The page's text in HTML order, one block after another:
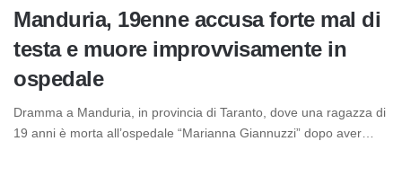
Manduria, 19enne accusa forte mal di
testa e muore improvvisamente in
ospedale
Dramma a Manduria, in provincia di Taranto, dove una ragazza di
19 anni è morta all’ospedale “Marianna Giannuzzi” dopo aver…